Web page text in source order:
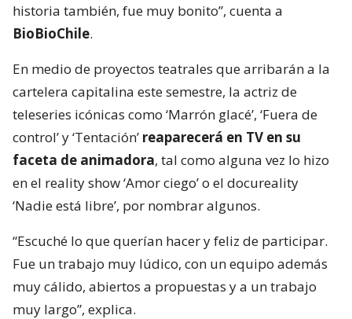
historia también, fue muy bonito”, cuenta a
BioBioChile.
En medio de proyectos teatrales que arribarán a la
cartelera capitalina este semestre, la actriz de
teleseries icónicas como ‘Marrón glacé’, ‘Fuera de
control’ y ‘Tentación’ reaparecerá en TV en su
faceta de animadora, tal como alguna vez lo hizo
en el reality show ‘Amor ciego’ o el docureality
‘Nadie está libre’, por nombrar algunos.
“Escuché lo que querían hacer y feliz de participar.
Fue un trabajo muy lúdico, con un equipo además
muy cálido, abiertos a propuestas y a un trabajo
muy largo”, explica.